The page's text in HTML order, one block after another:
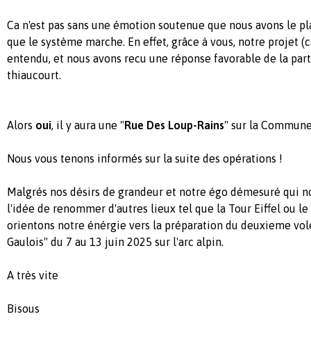
Ca n'est pas sans une émotion soutenue que nous avons le
que le système marche. En effet, grâce à vous, notre projet
entendu, et nous avons recu une réponse favorable de la
thiaucourt.
Alors oui, il y aura une " Rue Des Loup-Rains" sur la
Nous vous tenons informés sur la suite des opérations !
Malgrés nos désirs de grandeur et notre égo démesuré qui
l'idée de renommer d'autres lieux tel que la Tour Eiffel ou le
orientons notre énérgie vers la préparation du deuxieme
Gaulois" du 7 au 13 juin 2025 sur l'arc alpin.
A très vite
Bisous